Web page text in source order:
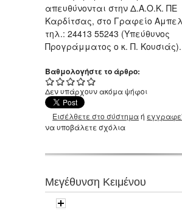
απευθύνονται στην Δ.Α.Ο.Κ. ΠΕ
Καρδίτσας, στο Γραφείο
τηλ.: 24413 55243 (Υπεύθυνος
Προγράμματος ο κ. Π. Κουσιάς).
Βαθμολογήστε το άρθρο:
Δεν υπάρχουν ακόμα ψήφοι
Εισέλθετε στο σύστημαή
να υποβάλετε σχόλια
Μεγέθυνση Κειμένου